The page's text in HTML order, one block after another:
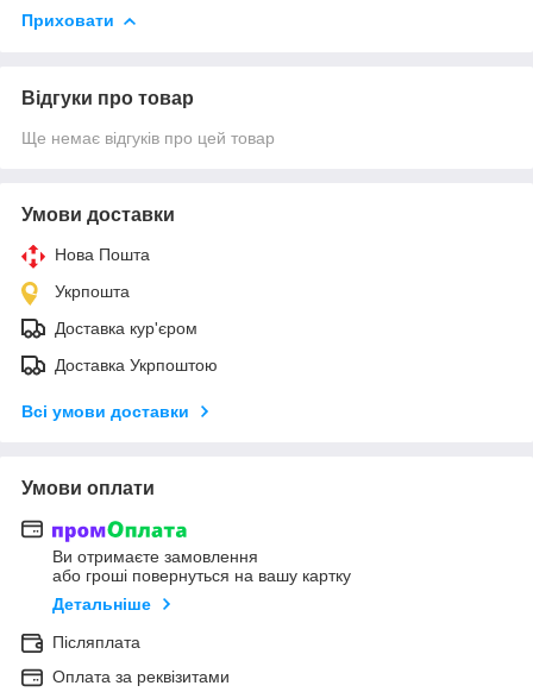
Приховати
Відгуки про товар
Ще немає відгуків про цей товар
Умови доставки
Нова Пошта
Укрпошта
Доставка кур'єром
Доставка Укрпоштою
Всі умови доставки
Умови оплати
Ви отримаєте замовлення
або гроші повернуться на вашу картку
Детальніше
Післяплата
Оплата за реквізитами